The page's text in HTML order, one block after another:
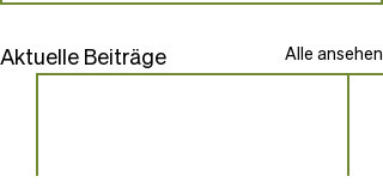
Aktuelle Beiträge Alle ansehen